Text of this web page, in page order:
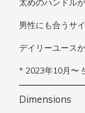
太めのハンドル
男性にも合うサ
デイリーユース
* 2023年10月〜
Dimensions